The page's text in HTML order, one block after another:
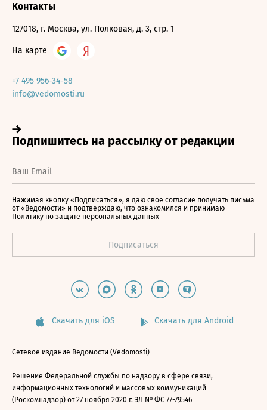
Контакты
127018, г. Москва, ул. Полковая, д. 3, стр. 1
На карте
+7 495 956-34-58
info@vedomosti.ru
Нажимая кнопку «Подписаться», я даю свое согласие получать письма
от «Ведомости» и подтверждаю, что ознакомился и принимаю
Политику по защите персональных данных
Скачать для iOS Скачать для Android
Сетевое издание Ведомости (Vedomosti)
Решение Федеральной службы по надзору в сфере связи,
информационных технологий и массовых коммуникаций
(Роскомнадзор) от 27 ноября 2020 г. ЭЛ № ФС 77-79546